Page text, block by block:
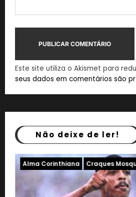
Este site utiliza o Akismet para
seus dados em comentários são
Não deixe de ler!
Alma Corinthiana
Mosqueteiros